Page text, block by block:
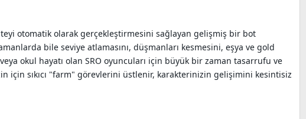
otomatik olarak gerçekleştirmesini sağlayan gelişmiş bir bot
bile seviye atlamasını, düşmanları kesmesini, eşya ve gold
okul hayatı olan SRO oyuncuları için büyük bir zaman tasarrufu ve
için sıkıcı "farm" görevlerini üstlenir, karakterinizin gelişimini kesintisiz